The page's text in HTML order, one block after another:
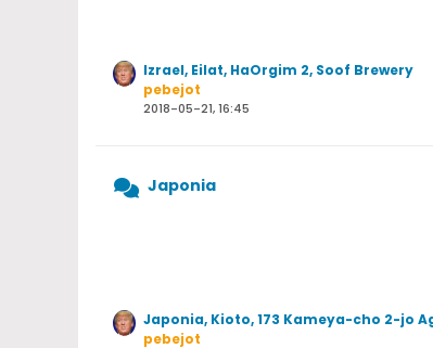
Izrael, Eilat, HaOrgim 2, Soof Brewery
pebejot
2018-05-21, 16:45
Japonia
Japonia, Kioto, 173 Kameya-cho 2-jo
pebejot